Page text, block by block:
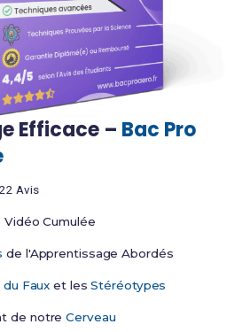
Efficace – Bac Pro
Avis
Vidéo Cumulée
de l'Apprentissage Abordés
du Faux et lesStéréotypes
de notreCerveau